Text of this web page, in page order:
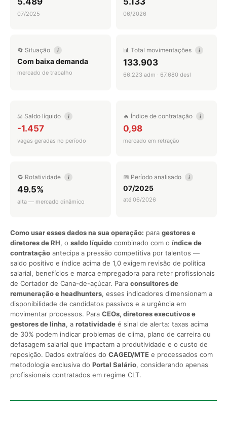
07/2025 06/2026
🔄 Situação i
Com baixa demanda
mercado de trabalho
📊 Total movimentações i
133.903
66.223 adm · 67.680 desl
⚖️ Saldo líquido i
-1.457
vagas geradas no período
🔥 Índice de contratação i
0,98
mercado em retração
🔁 Rotatividade i
49.5%
alta — mercado dinâmico
📅 Período analisado i
07/2025
até 06/2026
Como usar esses dados na sua operação: para gestores e
diretores de RH, o saldo líquido combinado com o índice de
contratação antecipa a pressão competitiva por talentos —
saldo positivo e índice acima de 1,0 exigem revisão de política
salarial, benefícios e marca empregadora para reter profissionais
de Cortador de Cana-de-açúcar. Para consultores de
remuneração e headhunters, esses indicadores dimensionam a
disponibilidade de candidatos passivos e a urgência em
movimentar processos. Para CEOs, diretores executivos e
gestores de linha, a rotatividade é sinal de alerta: taxas acima
de 30% podem indicar problemas de clima, plano de carreira ou
defasagem salarial que impactam a produtividade e o custo de
reposição. Dados extraídos do CAGED/MTE e processados com
metodologia exclusiva do Portal Salário, considerando apenas
profissionais contratados em regime CLT.